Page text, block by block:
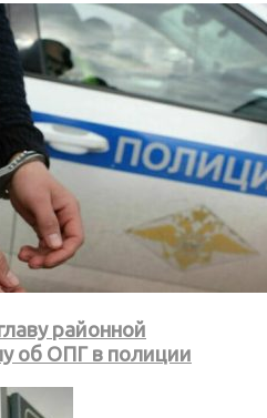
районной
об ОПГ в полиции